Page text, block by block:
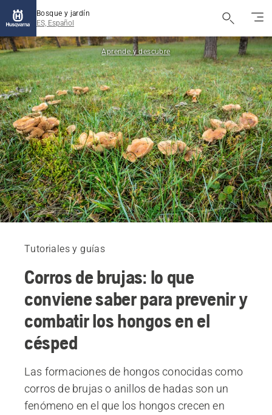
Bosque y jardín
ES, Español
Aprende y descubre
Tutoriales y guías
Corros de brujas: lo que
conviene saber para prevenir y
combatir los hongos en el
césped
Las formaciones de hongos conocidas como
corros de brujas o anillos de hadas son un
fenómeno en el que los hongos crecen en